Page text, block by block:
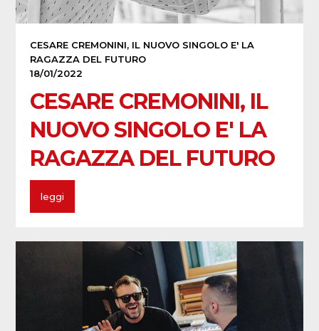
CESARE CREMONINI, IL NUOVO SINGOLO E' LA
RAGAZZA DEL FUTURO
18/01/2022
CESARE CREMONINI, IL
NUOVO SINGOLO E' LA
RAGAZZA DEL FUTURO
leggi